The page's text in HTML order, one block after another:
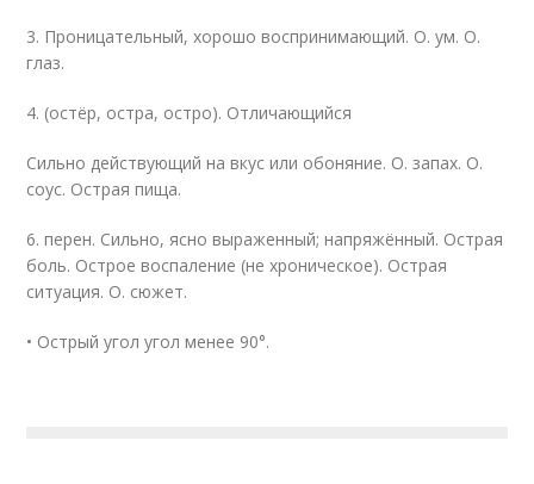
3. Проницательный, хорошо воспринимающий. О. ум. О.
глаз.
4. (остёр, остра, остро). Отличающийся
Сильно действующий на вкус или обоняние. О. запах. О.
соус. Острая пища.
6. перен. Сильно, ясно выраженный; напряжённый. Острая
боль. Острое воспаление (не хроническое). Острая
ситуация. О. сюжет.
• Острый угол угол менее 90°.